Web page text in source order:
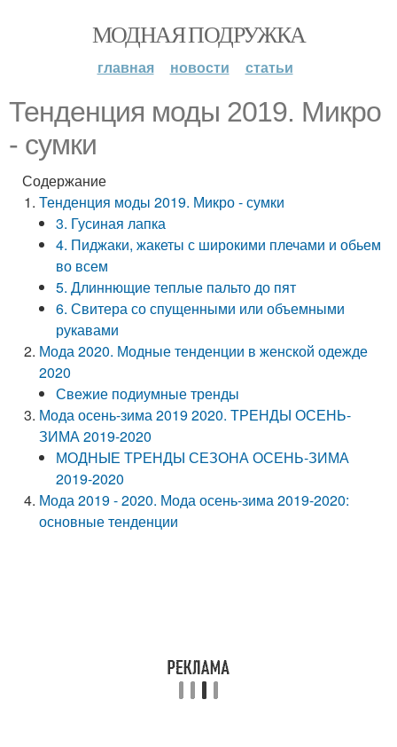
МОДНАЯ ПОДРУЖКА
главная новости статьи
Тенденция моды 2019. Микро
- сумки
Содержание
Тенденция моды 2019. Микро - сумки
3. Гусиная лапка
4. Пиджаки, жакеты с широкими плечами и обьем
во всем
5. Длиннющие теплые пальто до пят
6. Свитера со спущенными или объемными
рукавами
Мода 2020. Модные тенденции в женской одежде
2020
Свежие подиумные тренды
Мода осень-зима 2019 2020. ТРЕНДЫ ОСЕНЬ-
ЗИМА 2019-2020
МОДНЫЕ ТРЕНДЫ СЕЗОНА ОСЕНЬ-ЗИМА
2019-2020
Мода 2019 - 2020. Мода осень-зима 2019-2020:
основные тенденции